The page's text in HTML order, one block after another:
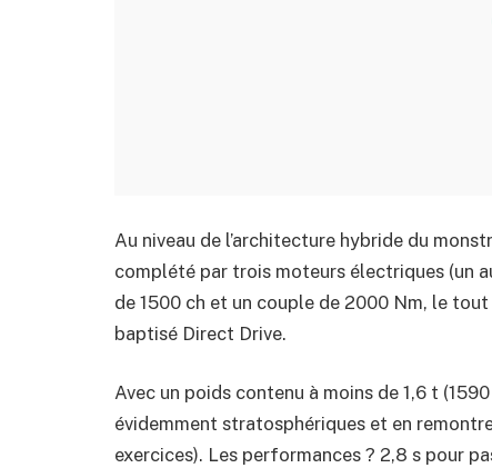
Au niveau de l’architecture hybride du
complété par trois moteurs électriques (un
de 1500 ch et un couple de 2000 Nm, le
baptisé Direct Drive.
Avec un poids contenu à moins de 1,6 t
évidemment stratosphériques et en
exercices). Les performances ? 2,8 s pour